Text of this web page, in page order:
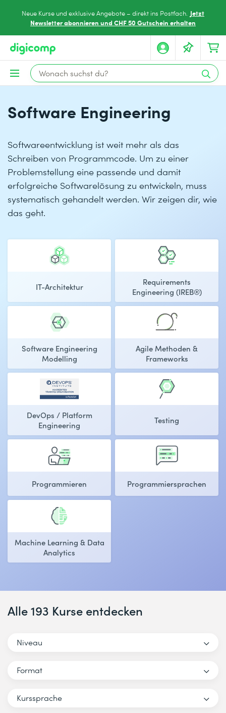
Neue Kurse und exklusive Angebote – direkt ins Postfach. Jetzt
Newsletter abonnieren und CHF 50 Gutschein erhalten
Software Engineering
Softwareentwicklung ist weit mehr als das
Schreiben von Programmcode. Um zu einer
Problemstellung eine passende und damit
erfolgreiche Softwarelösung zu entwickeln, muss
systematisch gehandelt werden. Wir zeigen dir, wie
das geht.
IT-Architektur
Requirements
Engineering (IREB®)
Software Engineering
Modelling
Agile Methoden &
Frameworks
DevOps / Platform
Engineering
Testing
Programmieren Programmiersprachen
Machine Learning & Data
Analytics
Alle 193 Kurse entdecken
Niveau
Format
Kurssprache